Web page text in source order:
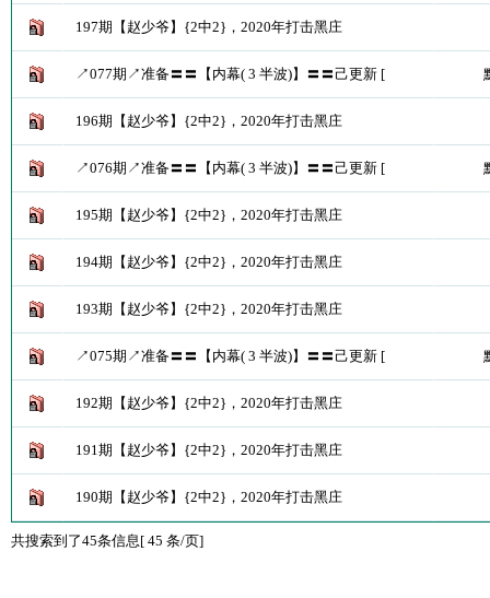
197期【赵少爷】{2中2}，2020年打击黑庄
↗077期↗准备〓〓【内幕( 3 半波)】〓〓己更新 [
196期【赵少爷】{2中2}，2020年打击黑庄
↗076期↗准备〓〓【内幕( 3 半波)】〓〓己更新 [
195期【赵少爷】{2中2}，2020年打击黑庄
194期【赵少爷】{2中2}，2020年打击黑庄
193期【赵少爷】{2中2}，2020年打击黑庄
↗075期↗准备〓〓【内幕( 3 半波)】〓〓己更新 [
192期【赵少爷】{2中2}，2020年打击黑庄
191期【赵少爷】{2中2}，2020年打击黑庄
190期【赵少爷】{2中2}，2020年打击黑庄
共搜索到了45条信息[ 45 条/页]